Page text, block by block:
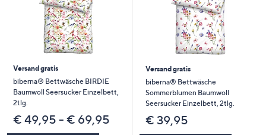
Versand gratis
biberna® Bettwäsche BIRDIE
Baumwoll Seersucker Einzelbett,
2tlg.
€ 49,95 - € 69,95
Versand gratis
biberna® Bettwäsche
Sommerblumen Baumwoll
Seersucker Einzelbett, 2tlg.
€ 39,95